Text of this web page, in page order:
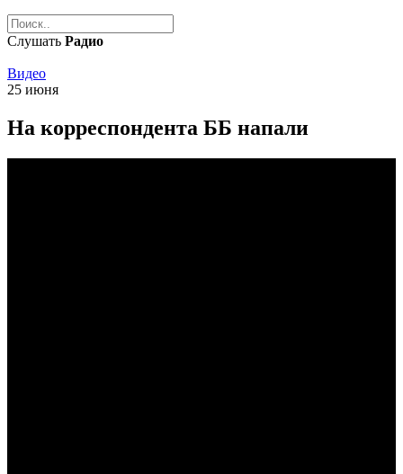
Слушать Радио
Видео
25 июня
На корреспондента ББ напали